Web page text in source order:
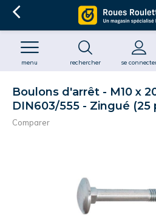
rechercher se
menu
Boulons d'arrêt - M10 x
DIN603/555 - Zingué (25
Comparer